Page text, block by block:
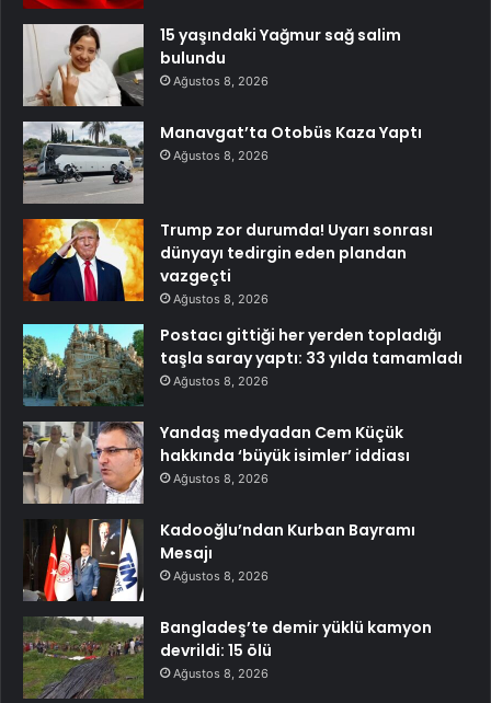
15 yaşındaki Yağmur sağ salim
bulundu
Ağustos 8, 2026
Manavgat’ta Otobüs Kaza Yaptı
Ağustos 8, 2026
Trump zor durumda! Uyarı sonrası
dünyayı tedirgin eden plandan
vazgeçti
Ağustos 8, 2026
Postacı gittiği her yerden topladığı
taşla saray yaptı: 33 yılda tamamladı
Ağustos 8, 2026
Yandaş medyadan Cem Küçük
hakkında ‘büyük isimler’ iddiası
Ağustos 8, 2026
Kadooğlu’ndan Kurban Bayramı
Mesajı
Ağustos 8, 2026
Bangladeş’te demir yüklü kamyon
devrildi: 15 ölü
Ağustos 8, 2026